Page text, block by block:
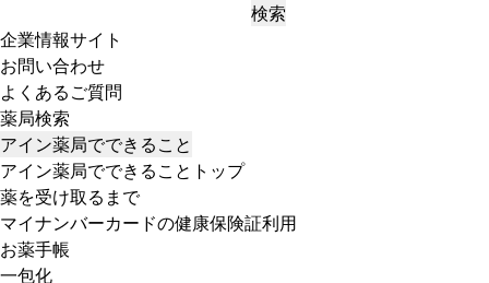
検索
企業情報サイト
お問い合わせ
よくあるご質問
薬局検索
アイン薬局でできること
アイン薬局でできることトップ
薬を受け取るまで
マイナンバーカードの健康保険証利用
お薬手帳
一包化